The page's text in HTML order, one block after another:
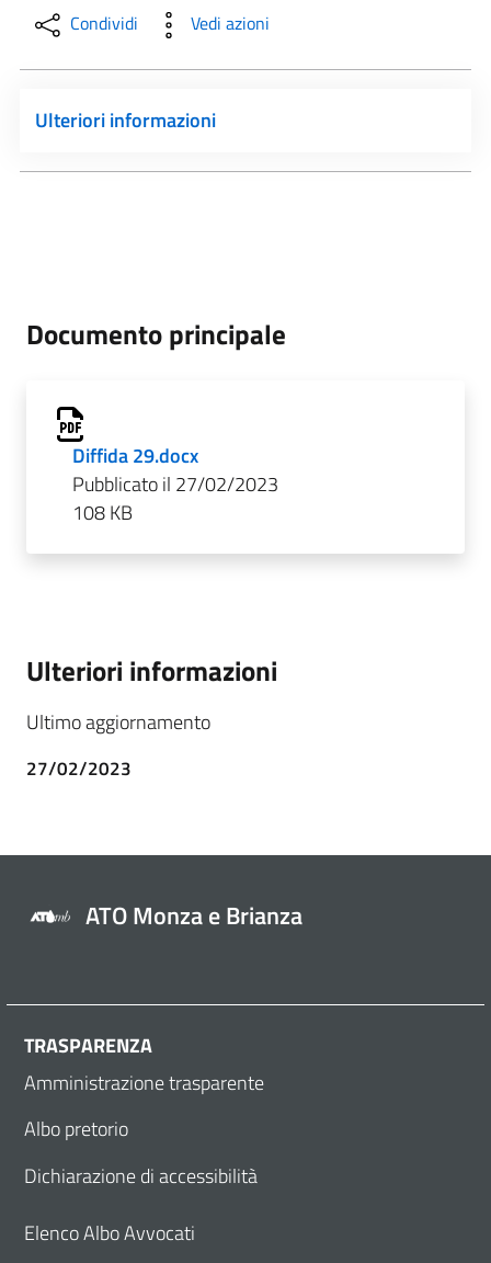
Condividi Vedi azioni
Ulteriori informazioni
Documento principale
Diffida 29.docx
Pubblicato il 27/02/2023
108 KB
Ulteriori informazioni
Ultimo aggiornamento
27/02/2023
ATO Monza e Brianza
TRASPARENZA
Amministrazione trasparente
Albo pretorio
Dichiarazione di accessibilità
Elenco Albo Avvocati